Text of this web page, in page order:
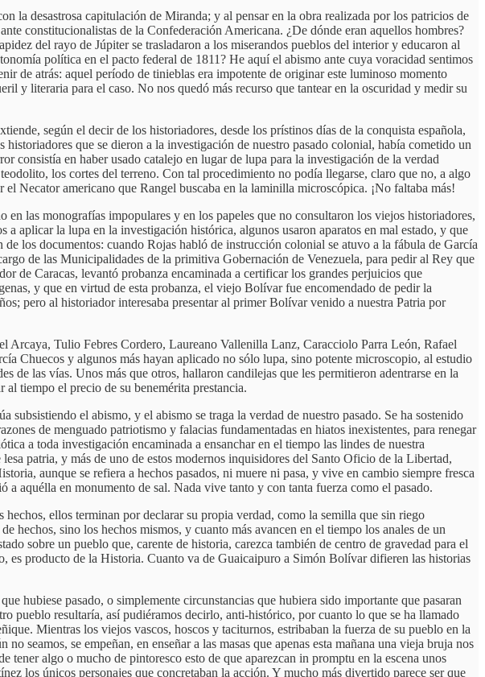
la desastrosa capitulación de Miranda; y al pensar en la obra realizada por los patricios de
constitucionalistas de la Confederación Americana. ¿De dónde eran aquellos hombres?
del rayo de Júpiter se trasladaron a los miserandos pueblos del interior y educaron al
política en el pacto federal de 1811? He aquí el abismo ante cuya voracidad sentimos
de atrás: aquel período de tinieblas era impotente de originar este luminoso momento
y literaria para el caso. No nos quedó más recurso que tantear en la oscuridad y medir su
según el decir de los historiadores, desde los prístinos días de la conquista española,
que se dieron a la investigación de nuestro pasado colonial, había cometido un
consistía en haber usado catalejo en lugar de lupa para la investigación de la verdad
los cortes del terreno. Con tal procedimiento no podía llegarse, claro que no, a algo
Necator americano que Rangel buscaba en la laminilla microscópica. ¡No faltaba más!
las monografías impopulares y en los papeles que no consultaron los viejos historiadores,
aplicar la lupa en la investigación histórica, algunos usaron aparatos en mal estado, y que
los documentos: cuando Rojas habló de instrucción colonial se atuvo a la fábula de García
de las Municipalidades de la primitiva Gobernación de Venezuela, para pedir al Rey que
de Caracas, levantó probanza encaminada a certificar los grandes perjuicios que
y que en virtud de esta probanza, el viejo Bolívar fue encomendado de pedir la
pero al historiador interesaba presentar al primer Bolívar venido a nuestra Patria por
Arcaya, Tulio Febres Cordero, Laureano Vallenilla Lanz, Caracciolo Parra León, Rafael
Chuecos y algunos más hayan aplicado no sólo lupa, sino potente microscopio, al estudio
de las vías. Unos más que otros, hallaron candilejas que les permitieron adentrarse en la
tiempo el precio de su benemérita prestancia.
el abismo, y el abismo se traga la verdad de nuestro pasado. Se ha sostenido
de menguado patriotismo y falacias fundamentadas en hiatos inexistentes, para renegar
a toda investigación encaminada a ensanchar en el tiempo las lindes de nuestra
patria, y más de uno de estos modernos inquisidores del Santo Oficio de la Libertad,
aunque se refiera a hechos pasados, ni muere ni pasa, y vive en cambio siempre fresca
aquélla en monumento de sal. Nada vive tanto y con tanta fuerza como el pasado.
ellos terminan por declarar su propia verdad, como la semilla que sin riego
hechos, sino los hechos mismos, y cuanto más avancen en el tiempo los anales de un
sobre un pueblo que, carente de historia, carezca también de centro de gravedad para el
producto de la Historia. Cuanto va de Guaicaipuro a Simón Bolívar difieren las historias
hubiese pasado, o simplemente circunstancias que hubiera sido importante que pasaran
pueblo resultaría, así pudiéramos decirlo, anti-histórico, por cuanto lo que se ha llamado
Mientras los viejos vascos, hoscos y taciturnos, estribaban la fuerza de su pueblo en la
seamos, se empeñan, en enseñar a las masas que apenas esta mañana una vieja bruja nos
algo o mucho de pintoresco esto de que aparezcan in promptu en la escena unos
los únicos personajes que concretaban la acción. Y mucho más divertido parece ser que